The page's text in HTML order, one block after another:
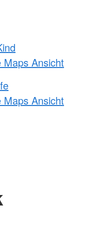
Ansicht
Ansicht